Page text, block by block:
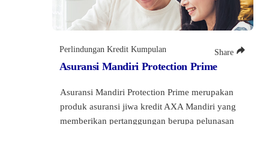
Perlindungan Kredit Kumpulan Share
Asuransi Mandiri Protection Prime
Asuransi Mandiri Protection Prime merupakan
produk asuransi jiwa kredit AXA Mandiri yang
memberikan pertanggungan berupa pelunasan